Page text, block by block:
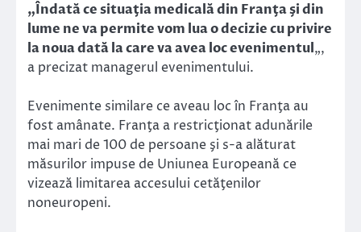
„Îndată ce situaţia medicală din Franţa şi din
lume ne va permite vom lua o decizie cu privire
la noua dată la care va avea loc evenimentul„,
a precizat managerul evenimentului.
Evenimente similare ce aveau loc în Franţa au
fost amânate. Franţa a restricţionat adunările
mai mari de 100 de persoane şi s-a alăturat
măsurilor impuse de Uniunea Europeană ce
vizează limitarea accesului cetăţenilor
noneuropeni.